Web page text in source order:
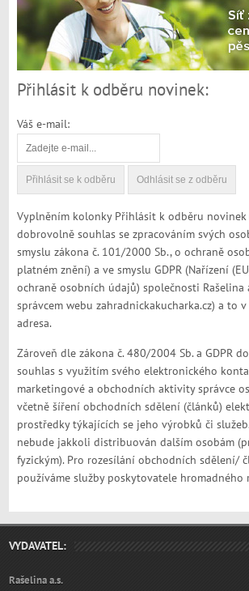
Přihlásit k odběru novinek:
Váš e-mail:
Vyplněním kolonky Přihlásit k odběru
dobrovolně souhlas se zpracováním svých
smyslu zákona č. 101/2000 Sb., o ochraně
platném znění) a ve smyslu GDPR (Nařízení
ochraně osobních údajů) společnosti Rašelina
správcem webu zahradnickakucharka.cz) a to
adresa.
Zároveň dle zákona č. 480/2004 Sb. a GDPR
souhlas s využitím svého elektronického
marketingové a obchodních aktivity správce
včetně šíření obchodních sdělení (článků)
prostředky týkajících se jeho výrobků či
nebude jakkoli distribuován dalším osobám
fyzickým). Pro rozesílání obchodních sdělení/
používáme služby poskytovatele hromadného
VYDAVATEL:
Rašelina a.s.